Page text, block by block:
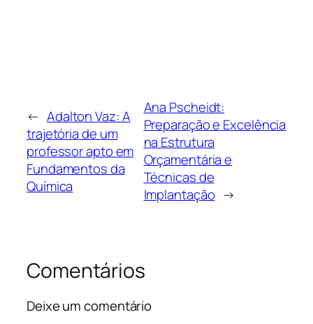
← Adalton Vaz: A
trajetória de um
professor apto em
Fundamentos da
Química
Ana Pscheidt:
Preparação e Excelência
na Estrutura
Orçamentária e
Técnicas de
Implantação →
Comentários
Deixe um comentário